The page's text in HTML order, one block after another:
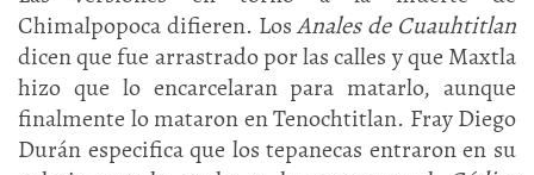
Chimalpopoca difieren. LosAnales de Cuauhtitlan
dicen que fue arrastrado por las calles y que Maxtla
hizo que lo encarcelaran para matarlo, aunque
finalmente lo mataron en Tenochtitlan. Fray Diego
Durán especifica que los tepanecas entraron en su